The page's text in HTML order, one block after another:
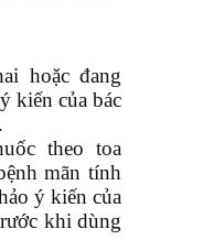
hoặc đang
kiến của bác
theo toa
mãn tính
ý kiến của
khi dùng